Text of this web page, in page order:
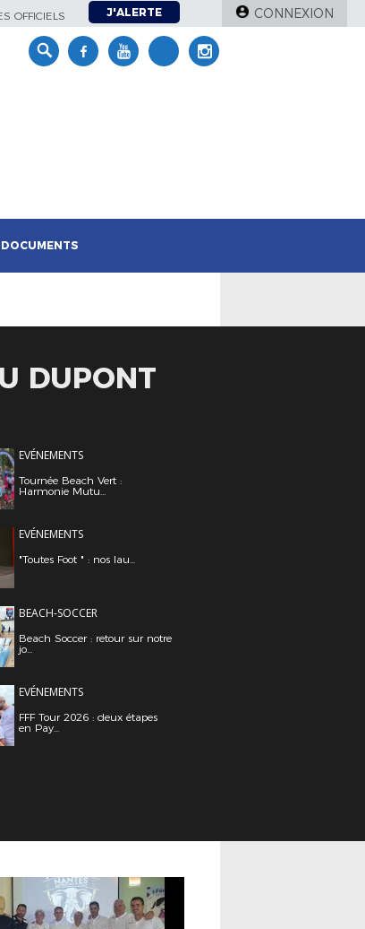
OFFICIELS J'ALERTE CONNEXION
DOCUMENTS
DUPONT
EVÉNEMENTS
Tournée Beach Vert :
Harmonie Mutu...
EVÉNEMENTS
"Toutes Foot " : nos lau...
BEACH-SOCCER
Beach Soccer : retour sur notre
jo...
EVÉNEMENTS
FFF Tour 2026 : deux étapes
en Pay...